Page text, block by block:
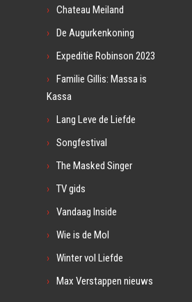
Chateau Meiland
De Augurkenkoning
Expeditie Robinson 2023
Familie Gillis: Massa is
Kassa
Lang Leve de Liefde
Songfestival
The Masked Singer
TV gids
Vandaag Inside
Wie is de Mol
Winter vol Liefde
Max Verstappen nieuws